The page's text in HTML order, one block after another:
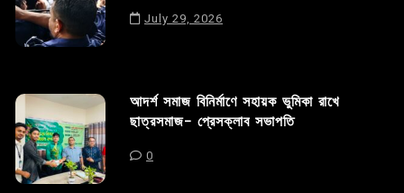
July 29, 2026
আদর্শ সমাজ বিনির্মাণে সহায়ক ভুমিকা রাখে
ছাত্রসমাজ- প্রেসক্লাব সভাপতি
0